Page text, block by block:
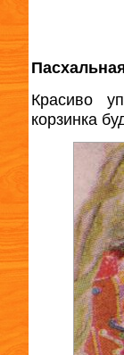
Красиво
корзинка